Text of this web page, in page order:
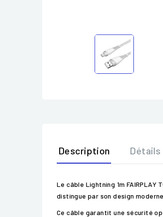
Description Détails
Le câble Lightning 1m
distingue par son design
Ce câble garantit une sécurité